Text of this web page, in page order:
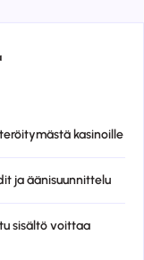
kasinoille
ja äänisuunnittelu
sisältö voittaa